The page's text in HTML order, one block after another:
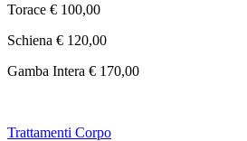
Torace € 100,00
Schiena € 120,00
Gamba Intera € 170,00
Trattamenti Corpo